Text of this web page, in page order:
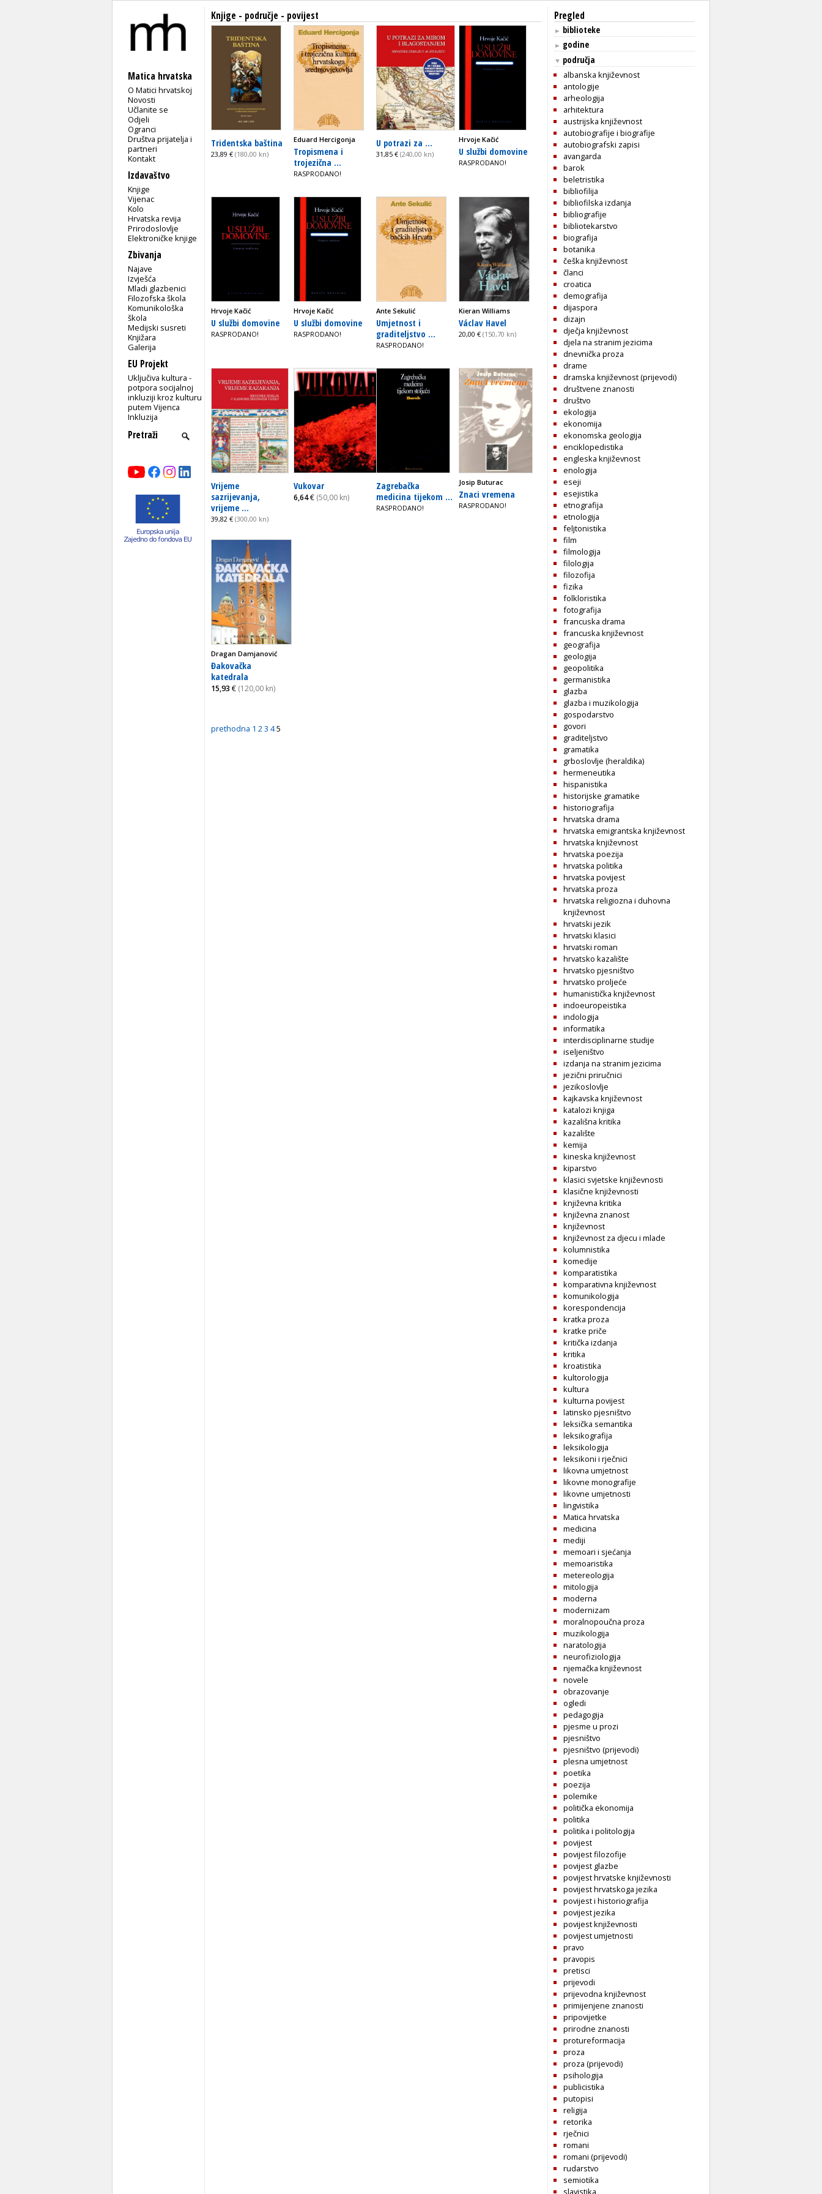
Matica hrvatska
O Matici hrvatskoj
Novosti
Učlanite se
Odjeli
Ogranci
Društva prijatelja i
partneri
Kontakt
Izdavaštvo
Knjige
Vijenac
Kolo
Hrvatska revija
Prirodoslovlje
Elektroničke knjige
Zbivanja
Najave
Izvješća
Mladi glazbenici
Filozofska škola
Komunikološka
škola
Medijski susreti
Knjižara
Galerija
EU Projekt
Uključiva kultura -
potpora socijalnoj
inkluziji kroz kulturu
putem Vijenca
Inkluzija
Knjige - područje - povijest
Tridentska baština
23,89 € (180,00 kn)
Eduard Hercigonja
Tropismena i
trojezična ...
RASPRODANO!
U potrazi za ...
31,85 € (240,00 kn)
Hrvoje Kačić
U službi domovine
RASPRODANO!
Hrvoje Kačić
U službi domovine
RASPRODANO!
Hrvoje Kačić
U službi domovine
RASPRODANO!
Ante Sekulić
Umjetnost i
graditeljstvo ...
RASPRODANO!
Kieran Williams
Václav Havel
20,00 € (150,70 kn)
Vrijeme
sazrijevanja,
vrijeme ...
39,82 € (300,00 kn)
Vukovar
6,64€ (50,00 kn)
Zagrebačka
medicina tijekom ...
RASPRODANO!
Josip Buturac
Znaci vremena
RASPRODANO!
Dragan Damjanović
Đakovačka
katedrala
15,93 € (120,00 kn)
prethodna 1 23 45
Pregled
► biblioteke
► godine
▼ područja
albanska književnost
antologije
arheologija
arhitektura
austrijska književnost
autobiografije i biografije
autobiografski zapisi
avangarda
barok
beletristika
bibliofilija
bibliofilska izdanja
bibliografije
bibliotekarstvo
biografija
botanika
češka književnost
članci
croatica
demografija
dijaspora
dizajn
dječja književnost
djela na stranim jezicima
dnevnička proza
drame
dramska književnost (prijevodi)
društvene znanosti
društvo
ekologija
ekonomija
ekonomska geologija
enciklopedistika
engleska književnost
enologija
eseji
esejistika
etnografija
etnologija
feljtonistika
film
filmologija
filologija
filozofija
fizika
folkloristika
fotografija
francuska drama
francuska književnost
geografija
geologija
geopolitika
germanistika
glazba
glazba i muzikologija
gospodarstvo
govori
graditeljstvo
gramatika
grboslovlje (heraldika)
hermeneutika
hispanistika
historijske gramatike
historiografija
hrvatska drama
hrvatska emigrantska književnost
hrvatska književnost
hrvatska poezija
hrvatska politika
hrvatska povijest
hrvatska proza
hrvatska religiozna i duhovna
književnost
hrvatski jezik
hrvatski klasici
hrvatski roman
hrvatsko kazalište
hrvatsko pjesništvo
hrvatsko proljeće
humanistička književnost
indoeuropeistika
indologija
informatika
interdisciplinarne studije
iseljeništvo
izdanja na stranim jezicima
jezični priručnici
jezikoslovlje
kajkavska književnost
katalozi knjiga
kazališna kritika
kazalište
kemija
kineska književnost
kiparstvo
klasici svjetske književnosti
klasične književnosti
književna kritika
književna znanost
književnost
književnost za djecu i mlade
kolumnistika
komedije
komparatistika
komparativna književnost
komunikologija
korespondencija
kratka proza
kratke priče
kritička izdanja
kritika
kroatistika
kultorologija
kultura
kulturna povijest
latinsko pjesništvo
leksička semantika
leksikografija
leksikologija
leksikoni i rječnici
likovna umjetnost
likovne monografije
likovne umjetnosti
lingvistika
Matica hrvatska
medicina
mediji
memoari i sjećanja
memoaristika
metereologija
mitologija
moderna
modernizam
moralnopoučna proza
muzikologija
naratologija
neurofiziologija
njemačka književnost
novele
obrazovanje
ogledi
pedagogija
pjesme u prozi
pjesništvo
pjesništvo (prijevodi)
plesna umjetnost
poetika
poezija
polemike
politička ekonomija
politika
politika i politologija
povijest
povijest filozofije
povijest glazbe
povijest hrvatske književnosti
povijest hrvatskoga jezika
povijest i historiografija
povijest jezika
povijest književnosti
povijest umjetnosti
pravo
pravopis
pretisci
prijevodi
prijevodna književnost
primijenjene znanosti
pripovijetke
prirodne znanosti
protureformacija
proza
proza (prijevodi)
psihologija
publicistika
putopisi
religija
retorika
rječnici
romani
romani (prijevodi)
rudarstvo
semiotika
slavistika